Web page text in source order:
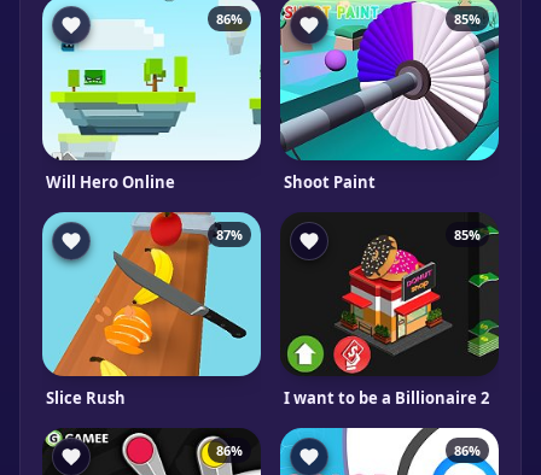
86%
Will Hero Online
85%
Shoot Paint
87%
Slice Rush
85%
I want to be a Billionaire 2
86% 86%